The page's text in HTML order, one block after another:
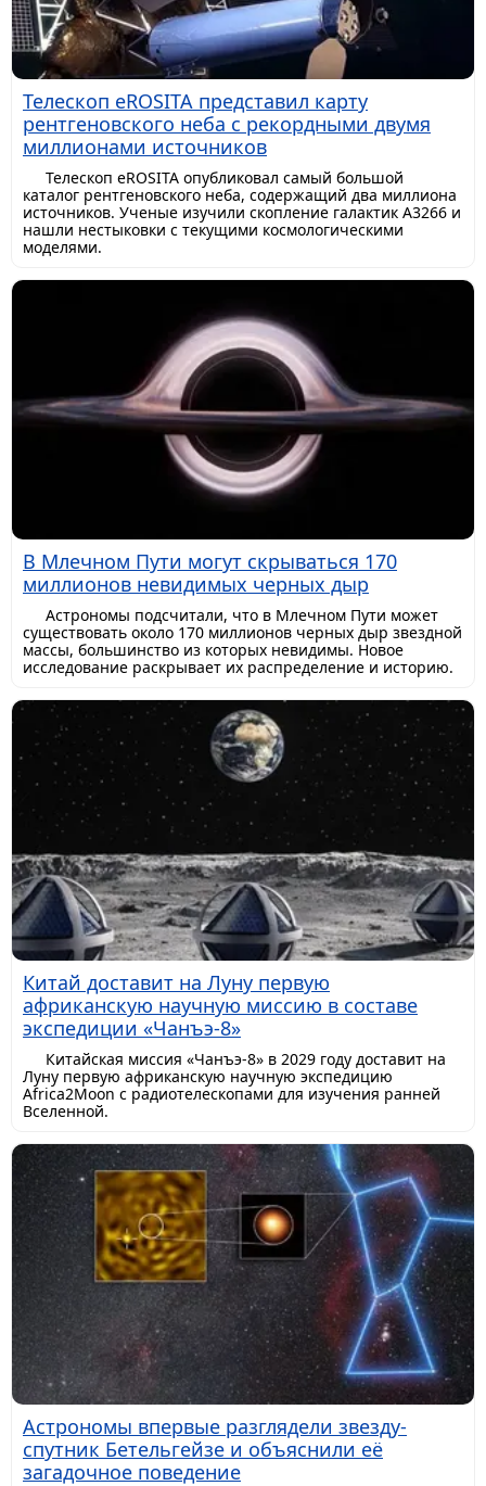
Телескоп eROSITA представил карту
рентгеновского неба с рекордными двумя
миллионами источников
Телескоп eROSITA опубликовал самый большой
каталог рентгеновского неба, содержащий два миллиона
источников. Ученые изучили скопление галактик A3266 и
нашли нестыковки с текущими космологическими
моделями.
В Млечном Пути могут скрываться 170
миллионов невидимых черных дыр
Астрономы подсчитали, что в Млечном Пути может
существовать около 170 миллионов черных дыр звездной
массы, большинство из которых невидимы. Новое
исследование раскрывает их распределение и историю.
Китай доставит на Луну первую
африканскую научную миссию в составе
экспедиции «Чанъэ-8»
Китайская миссия «Чанъэ-8» в 2029 году доставит на
Луну первую африканскую научную экспедицию
Africa2Moon с радиотелескопами для изучения ранней
Вселенной.
Астрономы впервые разглядели звезду-
спутник Бетельгейзе и объяснили её
загадочное поведение